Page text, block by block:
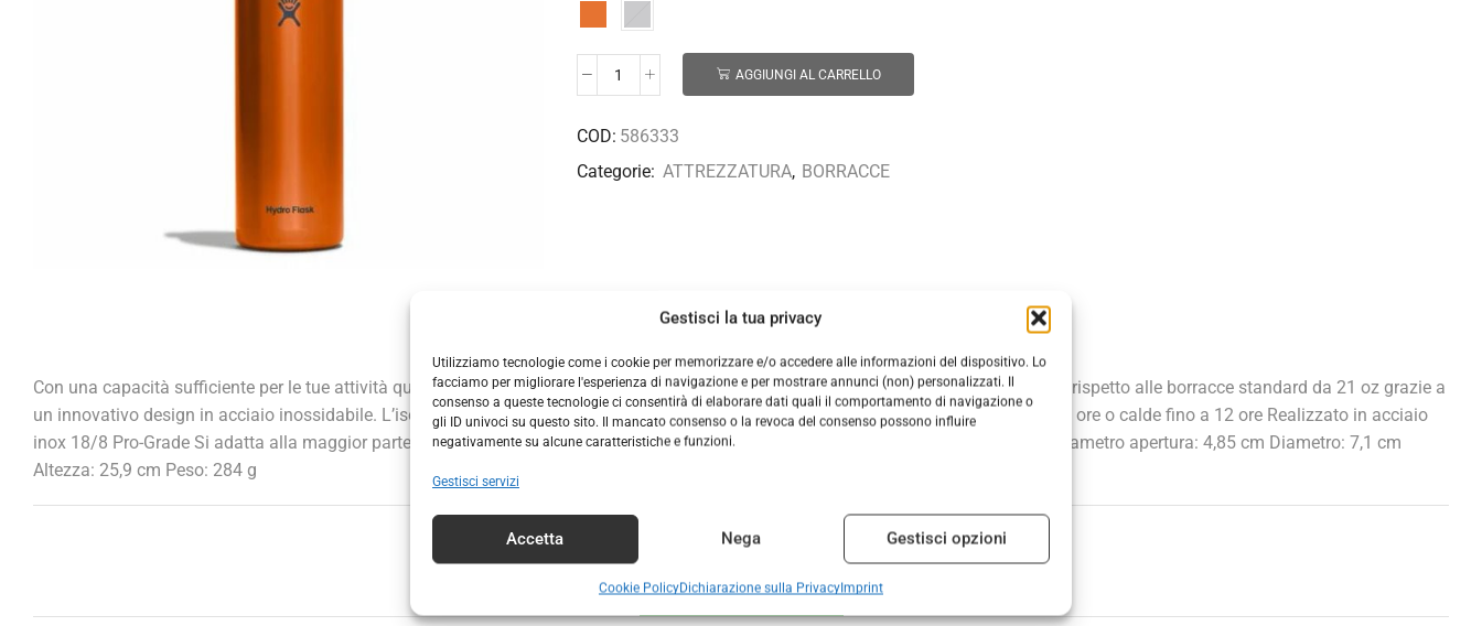
Gestisci la tua privacy
Utilizziamo tecnologie come i cookie per memorizzare e/o accedere alle informazioni del dispositivo. Lo
facciamo per migliorare l'esperienza di navigazione e per mostrare annunci (non) personalizzati. Il
consenso a queste tecnologie ci consentirà di elaborare dati quali il comportamento di navigazione o
gli ID univoci su questo sito. Il mancato consenso o la revoca del consenso possono influire
negativamente su alcune caratteristiche e funzioni.
Gestisci servizi
Accetta Nega Gestisci opzioni
Cookie PolicyDichiarazione sulla PrivacyImprint
AGGIUNGI AL CARRELLO
COD: 586333
Categorie: ATTREZZATURA, BORRACCE
Con una capacità sufficiente per le tue attività quotidiane, la bottiglia Lightweight Trail Series da 21 once (621 ml) è il 25% più leggera rispetto alle borracce standard da 21 oz grazie a
un innovativo design in acciaio inossidabile. L’isolamento TempShieldTM elimina la condensa e mantiene le bevande fredde fino a 24 ore o calde fino a 12 ore Realizzato in acciaio
inox 18/8 Pro-Grade Si adatta alla maggior parte dei filtri potabilizzatori Non contiene BPA e Ftalati Garanzia a vita Volume: 621 ml Diametro apertura: 4,85 cm Diametro: 7,1 cm
Altezza: 25,9 cm Peso: 284 g
Prodotti correlati